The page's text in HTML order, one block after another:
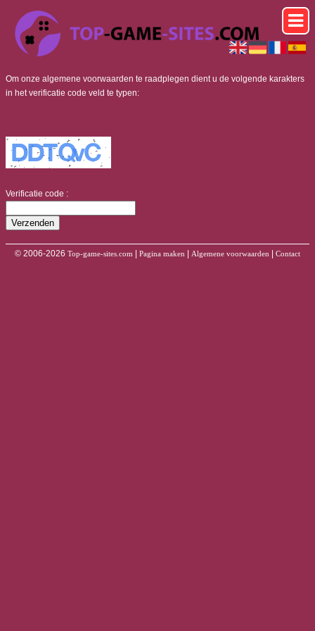
Om onze algemene voorwaarden te raadplegen dient u de volgende karakters
in het verificatie code veld te typen:
Verificatie code :
© 2006-2026 Top-game-sites.com Pagina maken Algemene voorwaarden Contact